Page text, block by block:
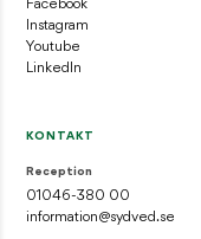
Facebook
Instagram
Youtube
LinkedIn
KONTAKT
Reception
01046-380 00
information@sydved.se